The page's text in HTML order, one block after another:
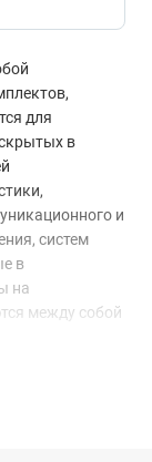
для
в
и
систем
в
на
между собой